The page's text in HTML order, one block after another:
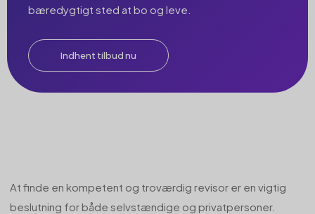
bæredygtigt sted at bo og leve.
Indhent tilbud nu
At finde en kompetent og troværdig revisor er en vigtig
beslutning for både selvstændige og privatpersoner.